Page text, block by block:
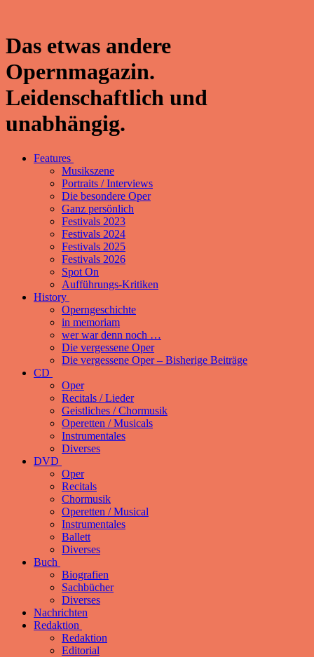
Das etwas andere
Opernmagazin.
Leidenschaftlich und
unabhängig.
Features
Musikszene
Portraits / Interviews
Die besondere Oper
Ganz persönlich
Festivals 2023
Festivals 2024
Festivals 2025
Festivals 2026
Spot On
Aufführungs-Kritiken
History
Operngeschichte
in memoriam
wer war denn noch …
Die vergessene Oper
Die vergessene Oper – Bisherige Beiträge
CD
Oper
Recitals / Lieder
Geistliches / Chormusik
Operetten / Musicals
Instrumentales
Diverses
DVD
Oper
Recitals
Chormusik
Operetten / Musical
Instrumentales
Ballett
Diverses
Buch
Biografien
Sachbücher
Diverses
Nachrichten
Redaktion
Redaktion
Editorial